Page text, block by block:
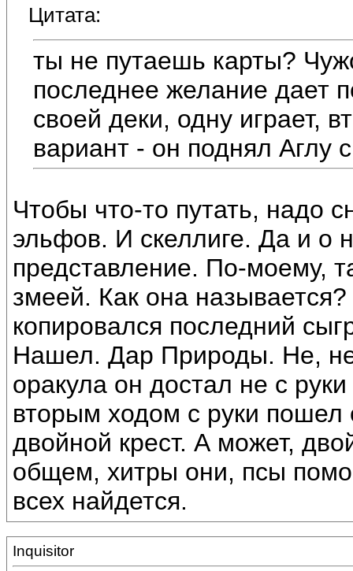
Цитата:
ты не путаешь карты?
последнее желание дает
своей деки, одну играет,
вариант - он поднял Аглу
Чтобы что-то путать, надо
эльфов. И скеллиге. Да и о
представление. По-моему,
змеей. Как она
копировался последний
Нашел. Дар Природы. Не,
оракула он достал не с
вторым ходом с руки
двойной крест. А может,
общем, хитры они, псы
всех найдется.
Inquisitor